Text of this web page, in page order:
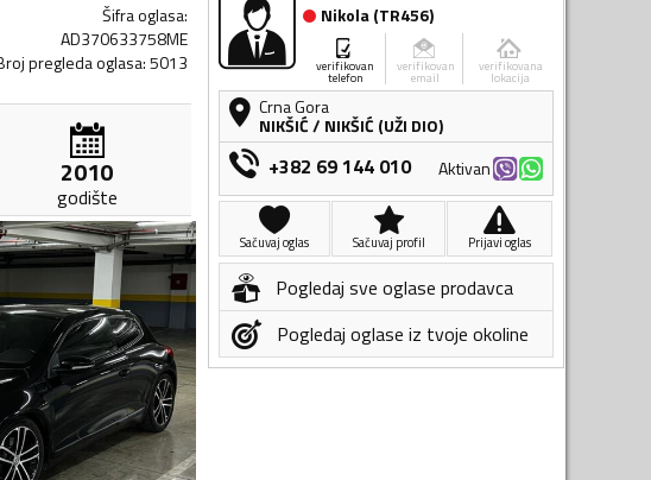
Šifra oglasa:
AD370633758ME
pregleda oglasa:5013
2010
godište
Nikola(TR456)
verifikovan
telefon
verifikovan
email
verifikovana
lokacija
Crna Gora
NIKŠIĆ/ NIKŠIĆ (UŽI DIO)
+382 69 144 010 Aktivan
Sačuvaj oglas Sačuvaj profil Prijavi oglas
Pogledaj sve oglase prodavca
Pogledaj oglase iz tvoje okoline